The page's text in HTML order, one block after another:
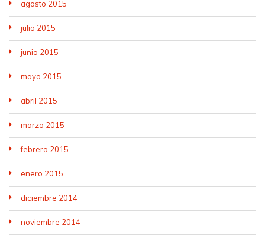
agosto 2015
julio 2015
junio 2015
mayo 2015
abril 2015
marzo 2015
febrero 2015
enero 2015
diciembre 2014
noviembre 2014